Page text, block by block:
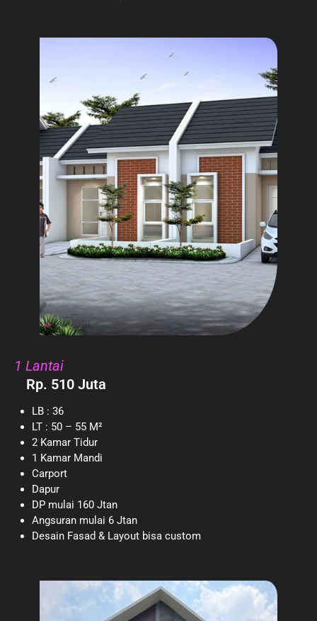
1 Lantai
Rp. 510 Juta
LB : 36
LT : 50 – 55 M²
2 Kamar Tidur
1 Kamar Mandi
Carport
Dapur
DP mulai 160 Jtan
Angsuran mulai 6 Jtan
Desain Fasad & Layout bisa custom